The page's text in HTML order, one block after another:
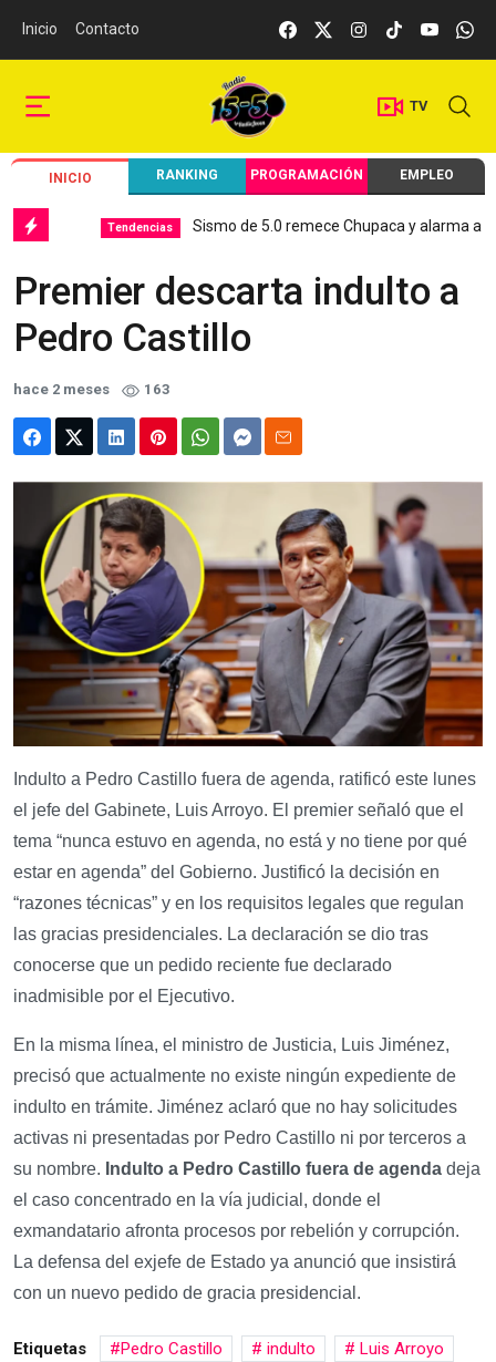
Inicio Contacto
TV
INICIO RANKING PROGRAMACIÓN EMPLEO
Tendencias Sismo de 5.0 remece Chupaca y alarma a Junín
Premier descarta indulto a
Pedro Castillo
hace 2 meses 163
Indulto a Pedro Castillo fuera de agenda, ratificó este lunes
el jefe del Gabinete, Luis Arroyo. El premier señaló que el
tema “nunca estuvo en agenda, no está y no tiene por qué
estar en agenda” del Gobierno. Justificó la decisión en
“razones técnicas” y en los requisitos legales que regulan
las gracias presidenciales. La declaración se dio tras
conocerse que un pedido reciente fue declarado
inadmisible por el Ejecutivo.
En la misma línea, el ministro de Justicia, Luis Jiménez,
precisó que actualmente no existe ningún expediente de
indulto en trámite. Jiménez aclaró que no hay solicitudes
activas ni presentadas por Pedro Castillo ni por terceros a
su nombre. Indulto a Pedro Castillo fuera de agenda deja
el caso concentrado en la vía judicial, donde el
exmandatario afronta procesos por rebelión y corrupción.
La defensa del exjefe de Estado ya anunció que insistirá
con un nuevo pedido de gracia presidencial.
Etiquetas Pedro Castillo indulto
Luis Arroyo